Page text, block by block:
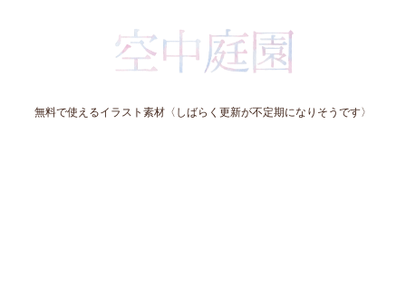
無料で使えるイラスト素材〈しばらく更新が不定期になりそうです〉